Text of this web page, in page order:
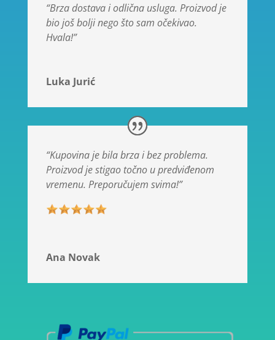
“Brza dostava i odlična usluga. Proizvod je
bio još bolji nego što sam očekivao.
Hvala!”
Luka Jurić
“Kupovina je bila brza i bez problema.
Proizvod je stigao točno u predviđenom
vremenu. Preporučujem svima!”
Ana Novak